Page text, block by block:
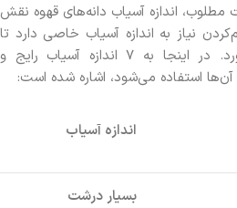
مطلوب، اندازه آسیاب دانه‌های قهوه نقش
نیاز به اندازه آسیاب خاصی دارد تا
بهترین نتیجه را به دست آورد. در اینجا به ۷ اندازه آسیاب رایج و
استفاده می‌شود، اشاره شده است:
اندازه آسیاب
بسیار درشت